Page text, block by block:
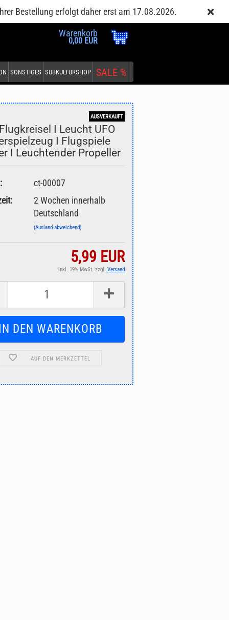
Kundenlogin Merkzettel
Warenkorb
0,00 EUR
Bestellung erfolgt daher erst am 17.08.2026.
SONSTIGES SUBKULTURSHOP SALE %
AUSVERKAUFT
I Leucht UFO
I Flugspiele
I Leuchtender Propeller
ct-00007
2 Wochen innerhalb
Deutschland
(Ausland abweichend)
5,99 EUR
inkl. 19% MwSt. zzgl. Versand
AUF DEN MERKZETTEL